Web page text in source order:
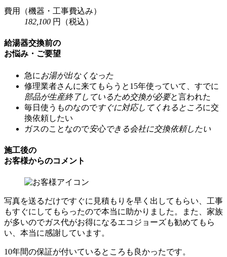
費用
（機器・工事費込み）
182,100 円 （税込）
給湯器交換前の
お悩み・ご要望
急に お湯が出なくなった
修理業者さんに来てもらうと15年使っていて、すでに
部品が生産終了しているため交換が必要と言われた
毎日使うものなのですぐに対応してくれるところに交
換依頼したい
ガスのことなので安心できる会社に交換依頼したい
施工後の
お客様からのコメント
写真を送るだけですぐに見積もりを早く出してもらい、工事
もすぐにしてもらったので本当に助かりました。また、家族
が多いのでガス代がお得になるエコジョーズも勧めてもら
い、本当に感謝しています。
10年間の保証が付いているところも良かったです。